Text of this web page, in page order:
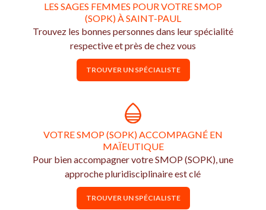
LES SAGES FEMMES POUR VOTRE SMOP
(SOPK) À SAINT-PAUL
Trouvez les bonnes personnes dans leur spécialité
respective et près de chez vous
TROUVER UN SPÉCIALISTE
VOTRE SMOP (SOPK) ACCOMPAGNÉ EN
MAÏEUTIQUE
Pour bien accompagner votre SMOP (SOPK), une
approche pluridisciplinaire est clé
TROUVER UN SPÉCIALISTE